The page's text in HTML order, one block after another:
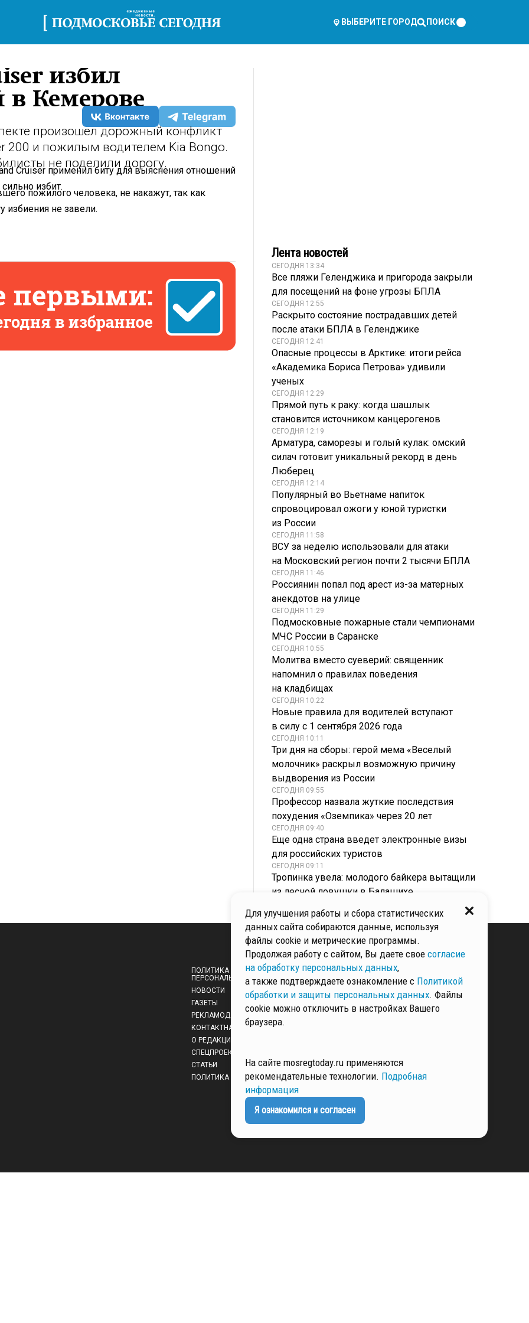
ВЫБЕРИТЕ ГОРОД ПОИСК
избил
в Кемерове
произошел дорожный конфликт
200 и пожилым водителем Kia Bongo.
не поделили дорогу.
Cruiser применил биту для выяснения отношений
избит.
пожилого человека, не накажут, так как
избиения не завели.
Лента новостей
СЕГОДНЯ 13:34
Все пляжи Геленджика и пригорода закрыли
для посещений на фоне угрозы БПЛА
СЕГОДНЯ 12:55
Раскрыто состояние пострадавших детей
после атаки БПЛА в Геленджике
СЕГОДНЯ 12:41
Опасные процессы в Арктике: итоги рейса
«Академика Бориса Петрова» удивили
ученых
СЕГОДНЯ 12:29
Прямой путь к раку: когда шашлык
становится источником канцерогенов
СЕГОДНЯ 12:19
Арматура, саморезы и голый кулак: омский
силач готовит уникальный рекорд в день
Люберец
СЕГОДНЯ 12:14
Популярный во Вьетнаме напиток
спровоцировал ожоги у юной туристки
из России
СЕГОДНЯ 11:58
ВСУ за неделю использовали для атаки
на Московский регион почти 2 тысячи БПЛА
СЕГОДНЯ 11:46
Россиянин попал под арест из-за матерных
анекдотов на улице
СЕГОДНЯ 11:29
Подмосковные пожарные стали чемпионами
МЧС России в Саранске
СЕГОДНЯ 10:55
Молитва вместо суеверий: священник
напомнил о правилах поведения
на кладбищах
СЕГОДНЯ 10:22
Новые правила для водителей вступают
в силу с 1 сентября 2026 года
СЕГОДНЯ 10:11
Три дня на сборы: герой мема «Веселый
молочник» раскрыл возможную причину
выдворения из России
СЕГОДНЯ 09:55
Профессор назвала жуткие последствия
похудения «Оземпика» через 20 лет
СЕГОДНЯ 09:40
Еще одна страна введет электронные визы
для российских туристов
СЕГОДНЯ 09:11
Тропинка увела: молодого байкера вытащили
из лесной ловушки в Балашихе
ПОЛИТИКА ОБРАБОТКИ И ЗАЩИТЫ
ПЕРСОНАЛЬНЫХ ДАННЫХ
НОВОСТИ
ГАЗЕТЫ
РЕКЛАМОДАТЕЛЯМ
КОНТАКТНАЯ ИНФОРМАЦИЯ
О РЕДАКЦИИ
СПЕЦПРОЕКТЫ
СТАТЬИ
ПОЛИТИКА КОНФИДЕНЦИАЛЬНОСТИ
Для улучшения работы и сбора статистических
данных сайта собираются данные, используя
файлы cookie и метрические программы.
Продолжая работу с сайтом, Вы даете свое согласие
на обработку персональных данных,
а также подтверждаете ознакомление с Политикой
обработки и защиты персональных данных. Файлы
cookie можно отключить в настройках Вашего
браузера.
На сайте mosregtoday.ru применяются
рекомендательные технологии. Подробная
информация
Я ознакомился и согласен